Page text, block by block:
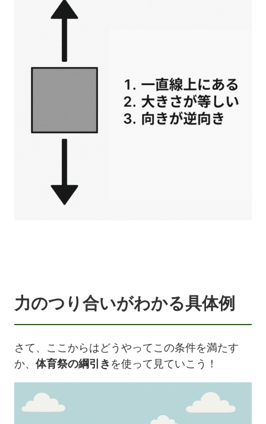
力のつり合いがわかる具体例
さて、ここからはどうやってこの条件を満たす
か、 体育祭の綱引き を使って見ていこう！